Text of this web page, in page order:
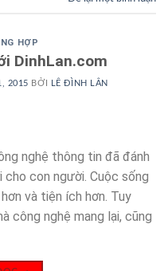
HỢP
DinhLan.com
2015 BỞI LÊ ĐÌNH LÂN
nghệ thông tin đã đánh
con người. Cuộc sống
và tiện ích hơn. Tuy
công nghệ mang lại, cũng